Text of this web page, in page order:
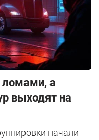
ломами, а
выходят на
начали